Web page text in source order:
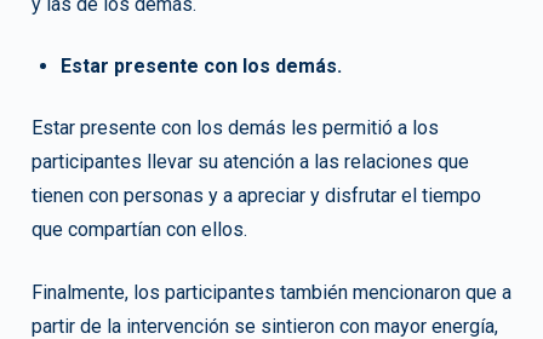
Estar presente con los demás.
Estar presente con los demás les permitió a los
participantes llevar su atención a las relaciones que
tienen con personas y a apreciar y disfrutar el tiempo
que compartían con ellos.
Finalmente, los participantes también mencionaron que a
partir de la intervención se sintieron con mayor energía,